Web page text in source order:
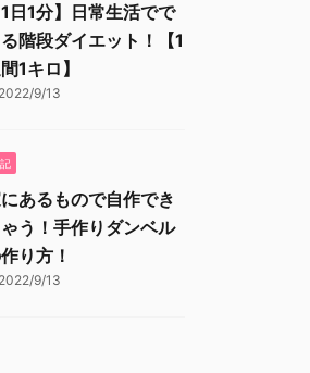
1日1分】日常生活でで
階段ダイエット！【1
1キロ】
2022/9/13
あるもので自作でき
う！手作りダンベル
り方！
2022/9/13